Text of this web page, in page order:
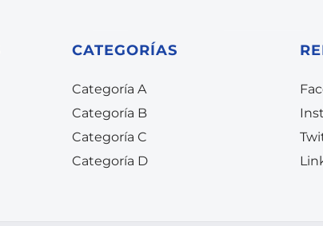
CATEGORÍAS
Categoría A
Categoría B
Categoría C
Categoría D